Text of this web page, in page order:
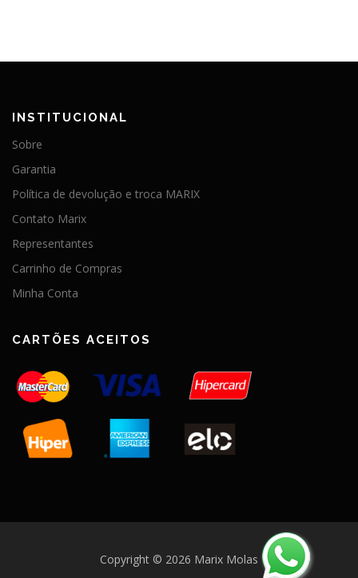
INSTITUCIONAL
Sobre
Garantia
Política de devolução e troca MARIX
Contato Marix
Representantes
Carrinho de Compras
Minha Conta
CARTÕES ACEITOS
Copyright © 2026 Marix Molas